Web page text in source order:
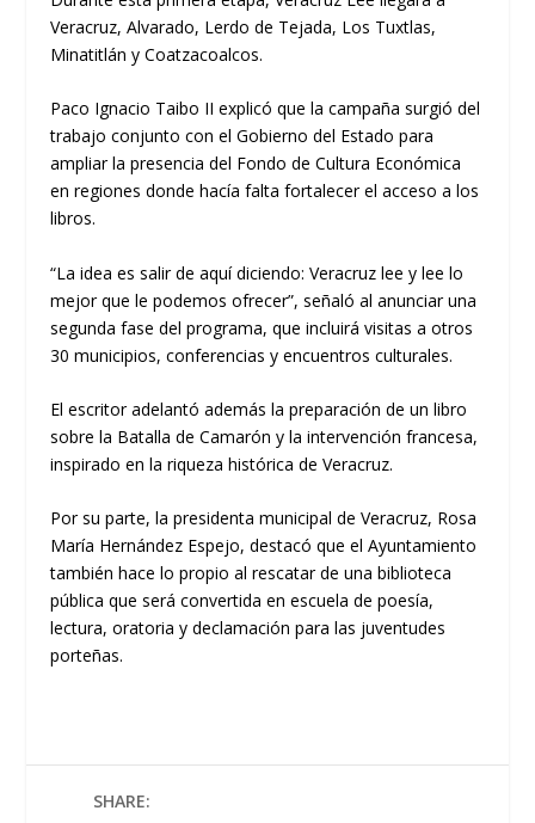
Veracruz, Alvarado, Lerdo de Tejada, Los Tuxtlas,
Minatitlán y Coatzacoalcos.
Paco Ignacio Taibo II explicó que la campaña surgió del
trabajo conjunto con el Gobierno del Estado para
ampliar la presencia del Fondo de Cultura Económica
en regiones donde hacía falta fortalecer el acceso a los
libros.
“La idea es salir de aquí diciendo: Veracruz lee y lee lo
mejor que le podemos ofrecer”, señaló al anunciar una
segunda fase del programa, que incluirá visitas a otros
30 municipios, conferencias y encuentros culturales.
El escritor adelantó además la preparación de un libro
sobre la Batalla de Camarón y la intervención francesa,
inspirado en la riqueza histórica de Veracruz.
Por su parte, la presidenta municipal de Veracruz, Rosa
María Hernández Espejo, destacó que el Ayuntamiento
también hace lo propio al rescatar de una biblioteca
pública que será convertida en escuela de poesía,
lectura, oratoria y declamación para las juventudes
porteñas.
SHARE: